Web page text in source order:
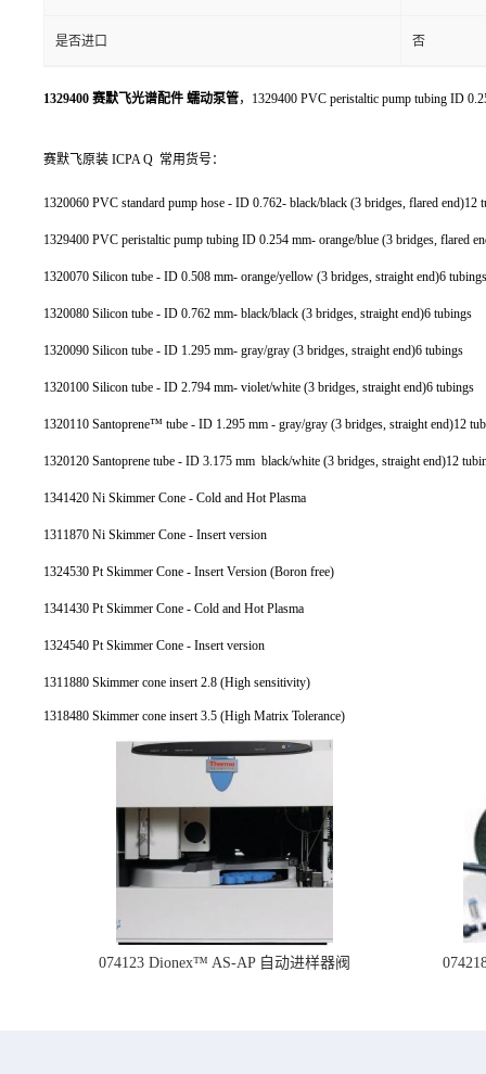
是否进口 否
1329400 赛默飞光谱配件 蠕动泵管，1329400 PVC peristaltic pump tubing ID
赛默飞原装 ICPA Q 常用货号：
1320060 PVC standard pump hose - ID 0.762- black/black (3 bridges, flared end)12
1329400 PVC peristaltic pump tubing ID 0.254 mm- orange/blue (3 bridges, flared
1320070 Silicon tube - ID 0.508 mm- orange/yellow (3 bridges, straight end)6 tubings
1320080 Silicon tube - ID 0.762 mm- black/black (3 bridges, straight end)6 tubings
1320090 Silicon tube - ID 1.295 mm- gray/gray (3 bridges, straight end)6 tubings
1320100 Silicon tube - ID 2.794 mm- violet/white (3 bridges, straight end)6 tubings
1320110 Santoprene™ tube - ID 1.295 mm - gray/gray (3 bridges, straight end)12
1320120 Santoprene tube - ID 3.175 mm black/white (3 bridges, straight end)12
1341420 Ni Skimmer Cone - Cold and Hot Plasma
1311870 Ni Skimmer Cone - Insert version
1324530 Pt Skimmer Cone - Insert Version (Boron free)
1341430 Pt Skimmer Cone - Cold and Hot Plasma
1324540 Pt Skimmer Cone - Insert version
1311880 Skimmer cone insert 2.8 (High sensitivity)
1318480 Skimmer cone insert 3.5 (High Matrix Tolerance)
074123 Dionex™ AS-AP 自动进样器阀